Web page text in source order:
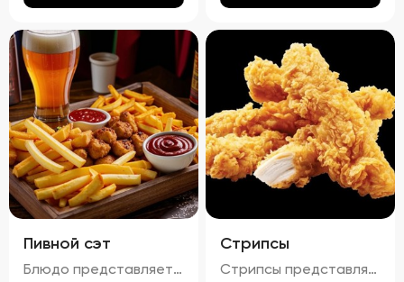
Пивной сэт
Блюдо представляет собой гармоничный набор закусок к пиву, включающий картофель фри, картофельные дольки, куриные наггетсы и сырные палочки. Все продукты имеют равномерную золотистую корочку без признаков пережарки. Вкус и аромат блюд натуральные, без посторонних привкусов и запахов. Картофель и гренки умеренно посолены, а наггетсы и сырные палочки остаются сочными внутри. Консистенция картофеля фри и долек мягкая внутри и хрустящая снаружи, наггетсы и сырные палочки – нежные и сочные внутри, с хрустящей корочкой.
Стрипсы
Стрипсы представляют собой кусочки куриного филе, обжаренные до золотистой корочки. Внешне они выглядят аппетитно, с равномерной золотистой окраской, без признаков пережарки. Вкус мяса насыщенный, сочный и ароматный, без каких-либо посторонних привкусов и запахов. Консистенция стрипсов идеальна: внутри мясо остается мягким и нежным, а снаружи образуется приятная хрустящая корочка. Это блюдо отлично сочетается с различными соусами и гарнирами, добавляя пикантности любому столу.